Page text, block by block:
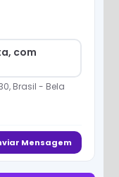
com
Brasil - Bela
Mensagem